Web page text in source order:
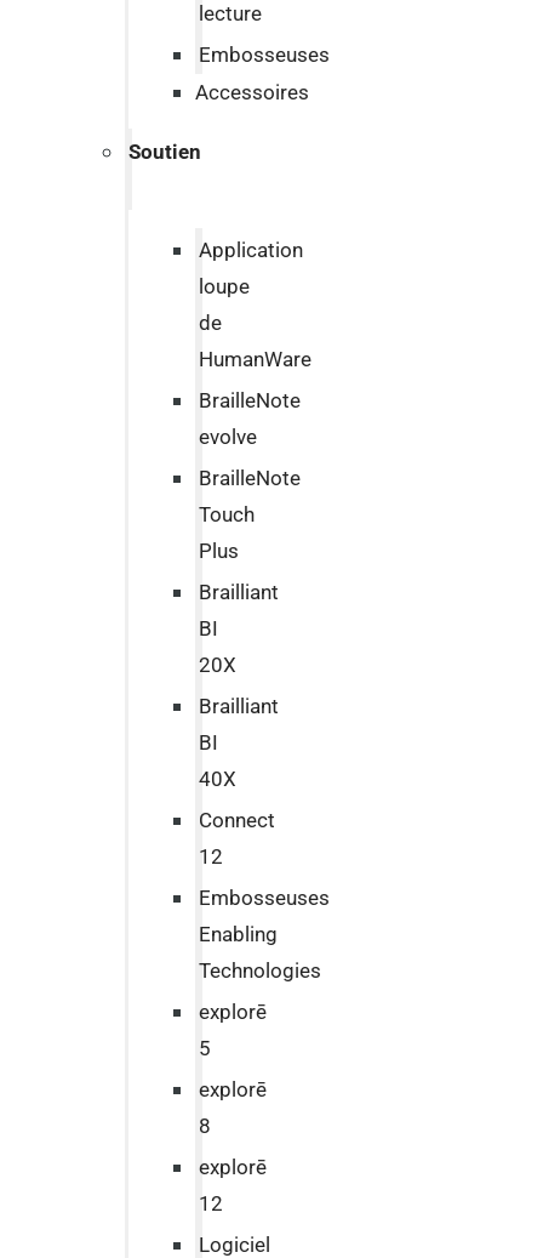
lecture
Embosseuses
Accessoires
Soutien
Application
loupe
de
HumanWare
BrailleNote
evolve
BrailleNote
Touch
Plus
Brailliant
BI
20X
Brailliant
BI
40X
Connect
12
Embosseuses
Enabling
Technologies
explorē
5
explorē
8
explorē
12
Logiciel